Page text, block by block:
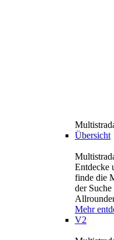
Übersicht
Entdecke
finde die
der
Mehr
V2